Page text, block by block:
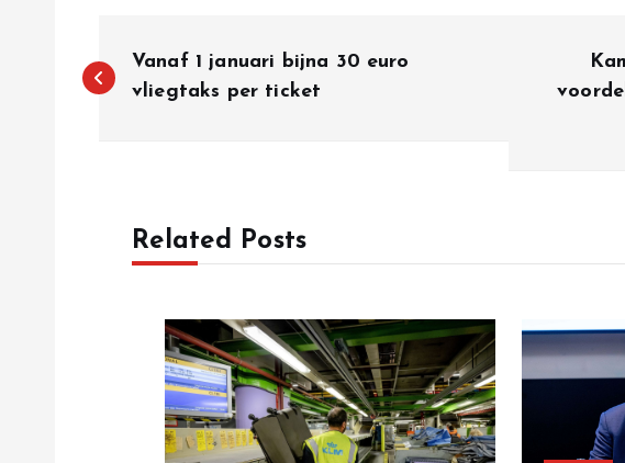
o
Vanaf 1 januari bijna 30 euro
vliegtaks per ticket
Related Posts